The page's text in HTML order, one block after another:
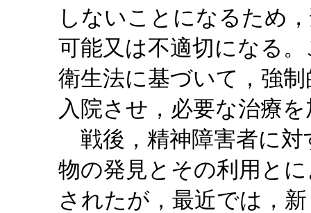
しないことになるため
可能又は不適切になる
衛生法に基づいて，強
入院させ，必要な治療
戦後，精神障害者に対
物の発見とその利用と
されたが，最近では，